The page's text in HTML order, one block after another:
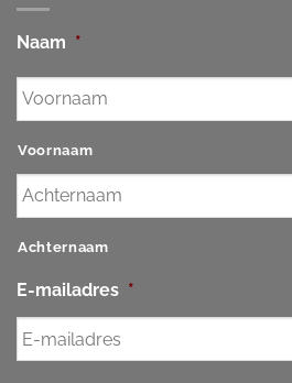
Naam *
Voornaam
Achternaam
E-mailadres *